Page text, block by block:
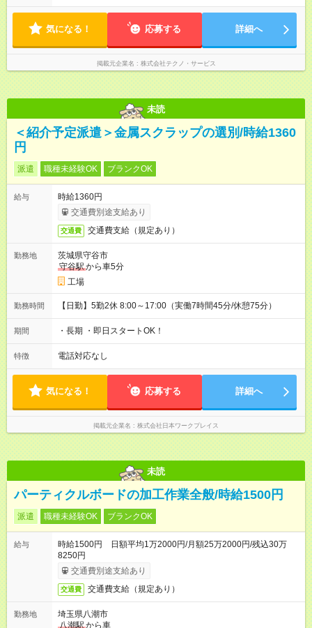
気になる！ 応募する 詳細へ
掲載元企業名 株式会社テクノ・サービス
未読
＜紹介予定派遣＞金属スクラップの選別/時給1360
円
派遣 職種未経験OK ブランクOK
給与
時給1360円
交通費別途支給あり
交通費 交通費支給（規定あり）
勤務地
茨城県守谷市
守谷駅から車5分
工場
勤務時間 【日勤】5勤2休 8:00～17:00（実働7時間45分/休憩75分）
期間 ・長期 ・即日スタートOK！
特徴 電話対応なし
気になる！ 応募する 詳細へ
掲載元企業名 株式会社日本ワークプレイス
未読
パーティクルボードの加工作業全般/時給1500円
派遣 職種未経験OK ブランクOK
給与
時給1500円 日額平均1万2000円/月額25万2000円/残込30万
8250円
交通費別途支給あり
交通費 交通費支給（規定あり）
勤務地
埼玉県八潮市
八潮駅から車